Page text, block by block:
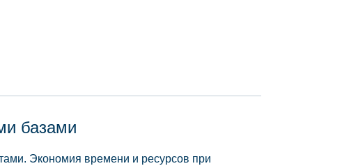
базами
Экономия времени и ресурсов при